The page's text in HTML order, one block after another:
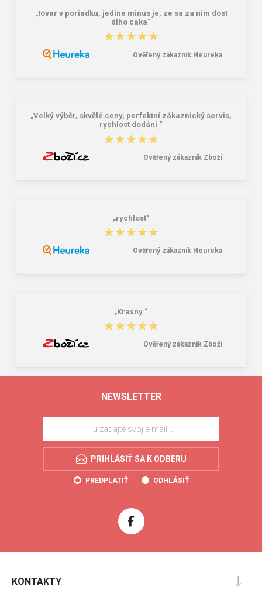
Lee Cooper LCW-26-07-4152M
Dámske gumáky DEMAR RAINNY
„tovar v poriadku, jedine minus je, ze sa za nim dost
dlho caka“
★★★★★
★★★★★
Ověřený zákazník Heureka
„Velký výběr, skvělé ceny, perfektní zákaznický servis,
rychlost dodání “
★★★★★
★★★★★
Ověřený zákazník Zboží
„rychlost“
★★★★★
★★★★★
Ověřený zákazník Heureka
„Krasny “
★★★★★
★★★★★
Ověřený zákazník Zboží
NEWSLETTER
PRIHLÁSIŤ SA K ODBERU
PREDPLATIŤ ODHLÁSIŤ
KONTAKTY